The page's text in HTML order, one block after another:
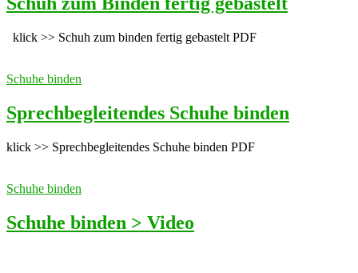
klick >> Schuh zum binden fertig gebastelt PDF
Schuhe binden
Sprechbegleitendes Schuhe binden
klick >> Sprechbegleitendes Schuhe binden PDF
Schuhe binden
Schuhe binden > Video